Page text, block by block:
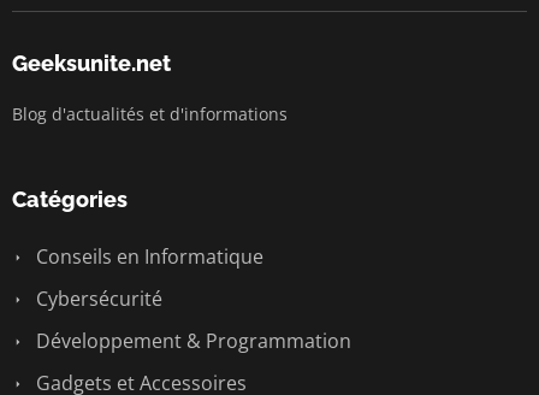
Geeksunite.net
Blog d'actualités et d'informations
Catégories
Conseils en Informatique
Cybersécurité
Développement & Programmation
Gadgets et Accessoires